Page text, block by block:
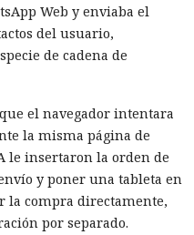
de los atacantes a
del bloqueo; el
ordenador. El
se conectó ya
recomienda a las
de respuesta automática a
dispositivos, en las
y configurar
Web y enviaba el
del usuario,
de cadena de
el navegador intentara
la misma página de
le insertaron la orden de
y poner una tableta en
la compra directamente,
por separado.